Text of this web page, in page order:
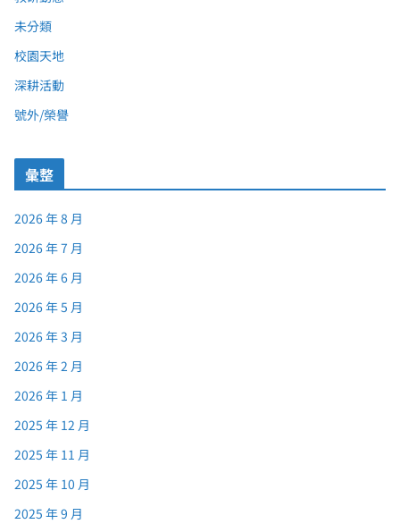
未分類
校園天地
深耕活動
號外/榮譽
彙整
2026 年 8 月
2026 年 7 月
2026 年 6 月
2026 年 5 月
2026 年 3 月
2026 年 2 月
2026 年 1 月
2025 年 12 月
2025 年 11 月
2025 年 10 月
2025 年 9 月